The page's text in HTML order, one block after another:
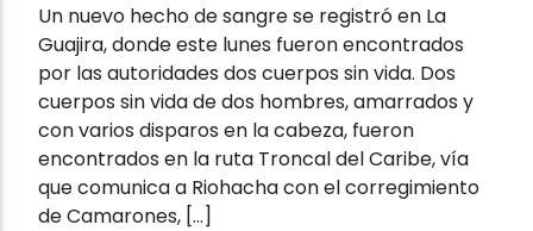
Un nuevo hecho de sangre se registró en La
Guajira, donde este lunes fueron encontrados
por las autoridades dos cuerpos sin vida. Dos
cuerpos sin vida de dos hombres, amarrados y
con varios disparos en la cabeza, fueron
encontrados en la ruta Troncal del Caribe, vía
que comunica a Riohacha con el corregimiento
de Camarones, […]